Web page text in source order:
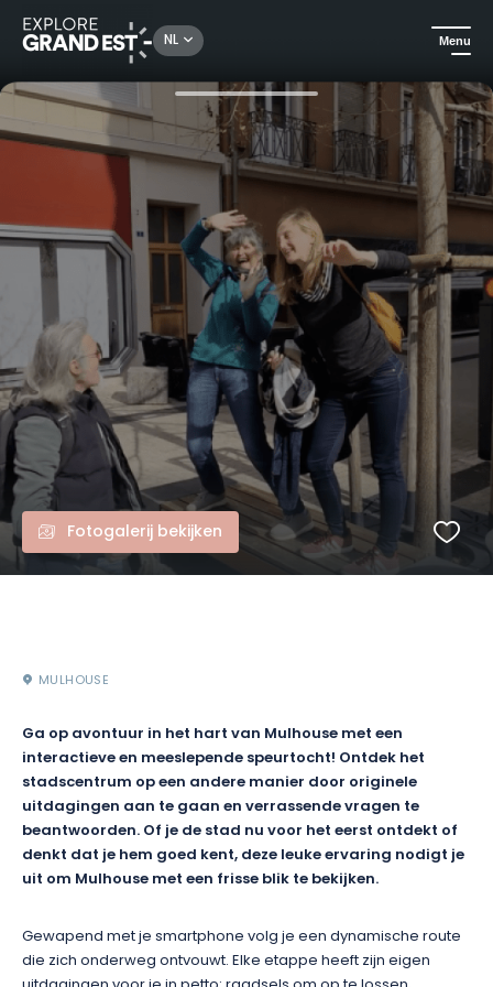
NL Menu
Kijk je ogen uit in de Grand Est Ontdek Mulhouse in een schattenjacht
Fotogalerij bekijken
MULHOUSE
Ga op avontuur in het hart van Mulhouse met een
interactieve en meeslepende speurtocht! Ontdek het
stadscentrum op een andere manier door originele
uitdagingen aan te gaan en verrassende vragen te
beantwoorden. Of je de stad nu voor het eerst ontdekt of
denkt dat je hem goed kent, deze leuke ervaring nodigt je
uit om Mulhouse met een frisse blik te bekijken.
Gewapend met je smartphone volg je een dynamische route
die zich onderweg ontvouwt. Elke etappe heeft zijn eigen